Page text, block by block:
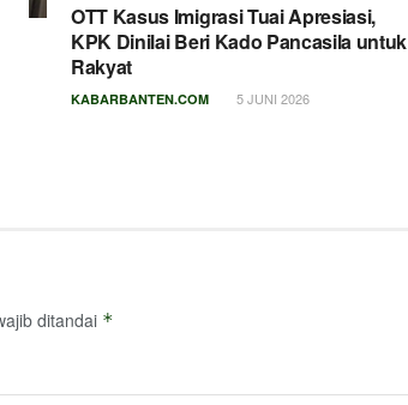
OTT Kasus Imigrasi Tuai Apresiasi,
KPK Dinilai Beri Kado Pancasila untuk
Rakyat
KABARBANTEN.COM 5 JUNI 2026
ditandai *